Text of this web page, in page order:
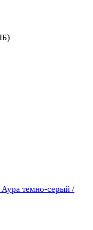
темно-серый /